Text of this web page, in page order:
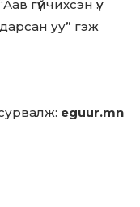
гүйчихсэн үү.
уу” гэж
eguur.mn